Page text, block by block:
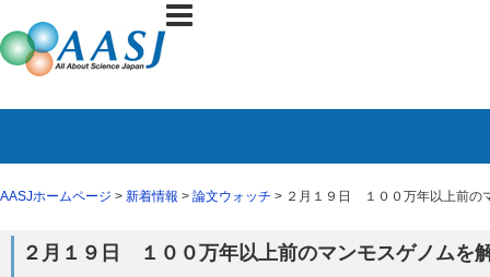
AASJホームページ > 新着情報 > 論文ウォッチ > ２月１９日 １００万年以上前の
２月１９日 １００万年以上前のマンモスゲノム